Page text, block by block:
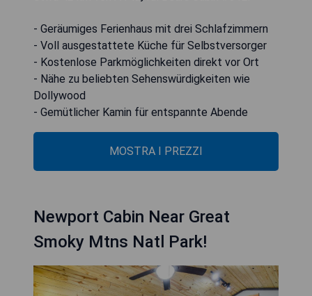
- Geräumiges Ferienhaus mit drei Schlafzimmern
- Voll ausgestattete Küche für Selbstversorger
- Kostenlose Parkmöglichkeiten direkt vor Ort
- Nähe zu beliebten Sehenswürdigkeiten wie
Dollywood
- Gemütlicher Kamin für entspannte Abende
MOSTRA I PREZZI
Newport Cabin Near Great
Smoky Mtns Natl Park!